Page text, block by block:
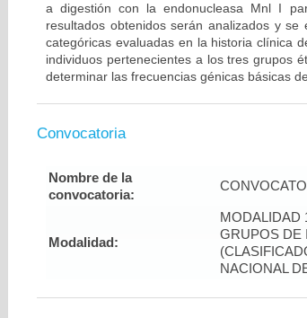
a digestión con la endonucleasa Mnl I
resultados obtenidos serán analizados y
categóricas evaluadas en la historia clínica
individuos pertenecientes a los tres grupos
determinar las frecuencias génicas básicas
Convocatoria
Nombre de la
convocatoria:
Modalidad:
MODALIDAD
GRUPOS DE
NACIONAL